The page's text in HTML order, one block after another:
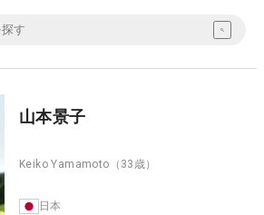
山本景子
Keiko Yamamoto （33歳）
日本